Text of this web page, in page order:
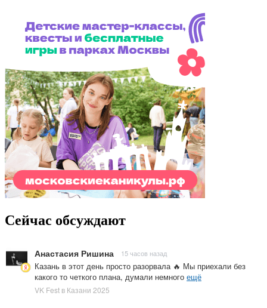
Сейчас обсуждают
Анастасия Ришина 15 часов назад
Казань в этот день просто разорвала 🔥 Мы приехали без
какого то четкого плана, думали немного ещё
VK Fest в Казани 2025